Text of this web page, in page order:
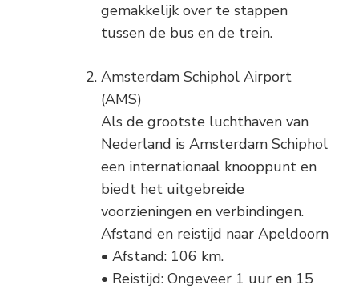
gemakkelijk over te stappen
tussen de bus en de trein.
Amsterdam Schiphol Airport
(AMS)
Als de grootste luchthaven van
Nederland is Amsterdam Schiphol
een internationaal knooppunt en
biedt het uitgebreide
voorzieningen en verbindingen.
Afstand en reistijd naar Apeldoorn
• Afstand: 106 km.
• Reistijd: Ongeveer 1 uur en 15